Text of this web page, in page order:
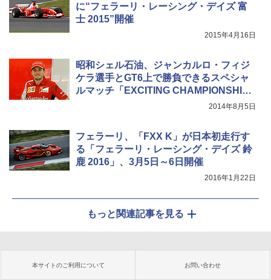
に“フェラーリ・レーシング・デイズ 富
士 2015”開催
2015年4月16日
昭和シェル石油、ジャンカルロ・フィジ
ケラ選手とGT6上で勝負できるスペシャ
ルマッチ「EXCITING CHAMPIONSHI
2014年8月5日
フェラーリ、「FXX K」が日本初走行す
る「フェラーリ・レーシング・デイズ 鈴
鹿 2016」、3月5日～6日開催
2016年1月22日
もっと関連記事を見る
本サイトのご利用について お問い合わせ